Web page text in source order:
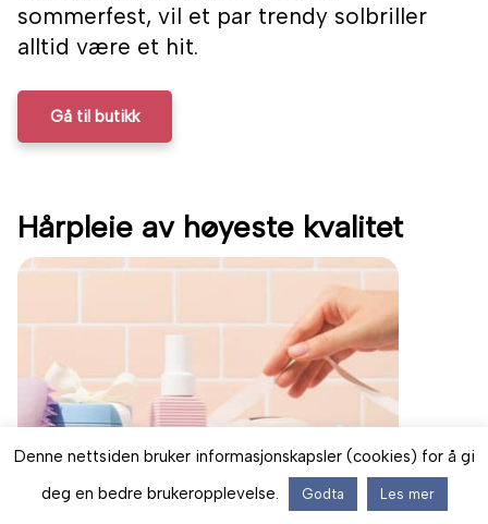
sommerfest, vil et par trendy solbriller
alltid være et hit.
Gå til butikk
Hårpleie av høyeste kvalitet
Denne nettsiden bruker informasjonskapsler (cookies) for å gi
deg en bedre brukeropplevelse.
Godta Les mer